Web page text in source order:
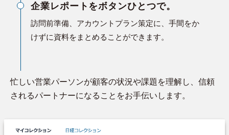
企業レポートをボタンひとつで。
訪問前準備、アカウントプラン策定に、手間をか
けずに資料をまとめることができます。
忙しい営業パーソンが顧客の状況や課題を理解し、信頼
されるパートナーになることをお手伝いします。